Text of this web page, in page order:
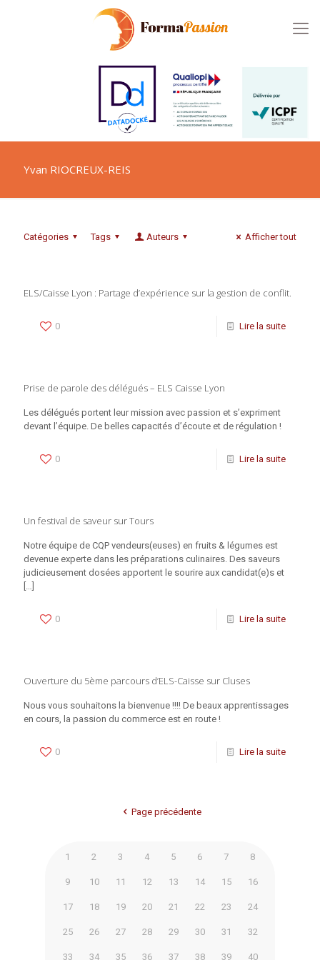
Yvan RIOCREUX-REIS
Catégories Tags Auteurs Afficher tout
ELS/Caisse Lyon : Partage d’expérience sur la gestion de conflit.
0 Lire la suite
Prise de parole des délégués – ELS Caisse Lyon
Les délégués portent leur mission avec passion et s’expriment
devant l’équipe. De belles capacités d’écoute et de régulation !
0 Lire la suite
Un festival de saveur sur Tours
Notre équipe de CQP vendeurs(euses) en fruits & légumes est
devenue experte dans les préparations culinaires. Des saveurs
judicieusement dosées apportent le sourire aux candidat(e)s et
[…]
0 Lire la suite
Ouverture du 5ème parcours d’ELS-Caisse sur Cluses
Nous vous souhaitons la bienvenue !!!! De beaux apprentissages
en cours, la passion du commerce est en route !
0 Lire la suite
Page précédente
1 2 3 4 5 6 7 8
9 10 11 12 13 14 15 16
17 18 19 20 21 22 23 24
25 26 27 28 29 30 31 32
33 34 35 36 37 38 39 40